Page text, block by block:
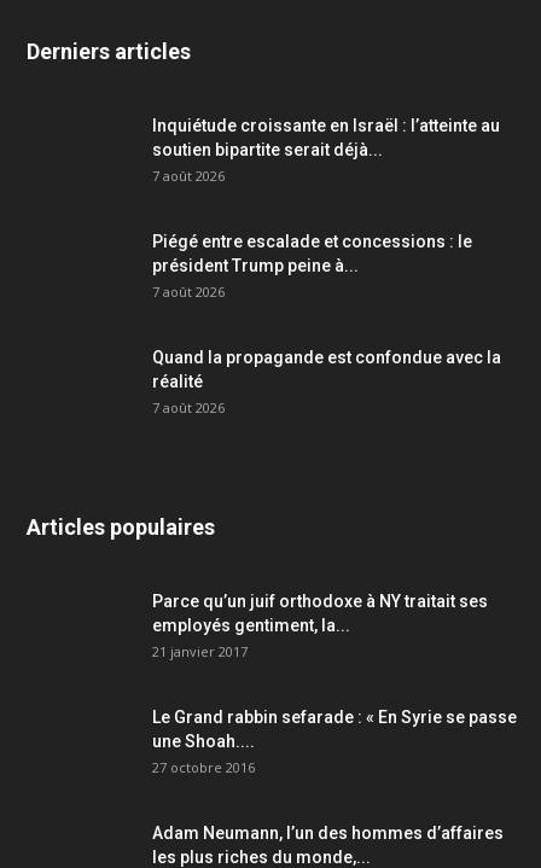
Derniers articles
Inquiétude croissante en Israël : l’atteinte au
soutien bipartite serait déjà...
7 août 2026
Piégé entre escalade et concessions : le
président Trump peine à...
7 août 2026
Quand la propagande est confondue avec la
réalité
7 août 2026
Articles populaires
Parce qu’un juif orthodoxe à NY traitait ses
employés gentiment, la...
21 janvier 2017
Le Grand rabbin sefarade : « En Syrie se passe
une Shoah....
27 octobre 2016
Adam Neumann, l’un des hommes d’affaires
les plus riches du monde,...